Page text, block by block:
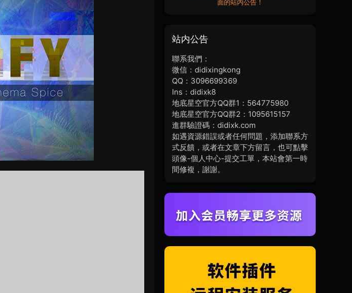
面的站内公告！
站内公告
聯系我們：
微信：didixingkong
QQ：3096699369
Ins：didixk8
地底星空官方QQ群1：564775980
地底星空官方QQ群2：1095615157
進群驗證碼：didixk.com
如遇資源錯誤或者任何問題，添加聯系方
式反饋，或者在文章下方留言，也可點擊
頭像-個人中心-提交工單，本站會第一時
間修複，謝謝。